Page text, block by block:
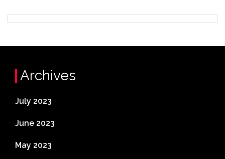
Archives
July 2023
June 2023
May 2023